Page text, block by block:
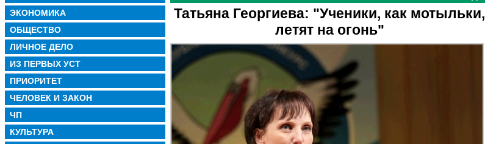
ЭКОНОМИКА
ОБЩЕСТВО
ЛИЧНОЕ ДЕЛО
ИЗ ПЕРВЫХ УСТ
ПРИОРИТЕТ
ЧЕЛОВЕК И ЗАКОН
ЧП
КУЛЬТУРА
Татьяна Георгиева: "Ученики, как мотыльки,
летят на огонь"